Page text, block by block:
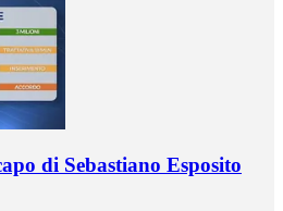
di Sebastiano Esposito